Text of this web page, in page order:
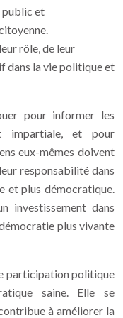
public et
rôle, de leur
dans la vie politique et
pour informer les
impartiale, et pour
eux-mêmes doivent
responsabilité dans
et plus démocratique.
investissement dans
plus vivante
participation politique
saine. Elle se
à améliorer la